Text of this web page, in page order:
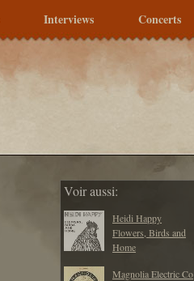
Interviews Concerts
Voir aussi:
Heidi Happy
Flowers, Birds and
Home
Magnolia Electric Co